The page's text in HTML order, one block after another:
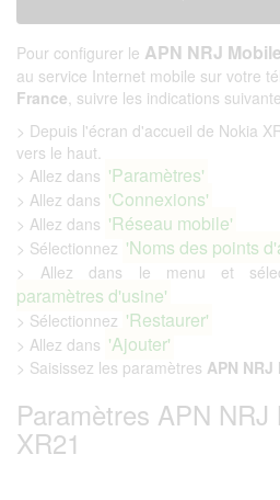
Pour configurer le APN NRJ Mobile
au service Internet mobile sur votre
France, suivre les indications
> Depuis l'écran d'accueil de Nokia
vers le haut.
> Allez dans 'Paramètres'
> Allez dans 'Connexions'
> Allez dans 'Réseau mobile'
> Sélectionnez 'Noms des points
> Allez dans le menu et
paramètres d'usine'
> Sélectionnez 'Restaurer'
> Allez dans 'Ajouter'
> Saisissez les paramètres APN
Paramètres APN
XR21